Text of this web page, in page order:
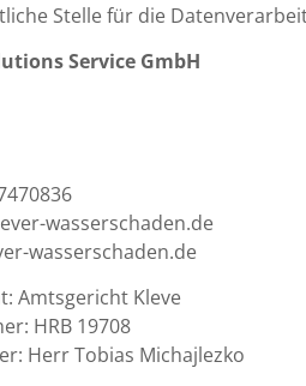
Stelle für die
Service GmbH
wasserschaden.de
wasserschaden.de
Amtsgericht Kleve
HRB 19708
Herr Tobias Michajlezko